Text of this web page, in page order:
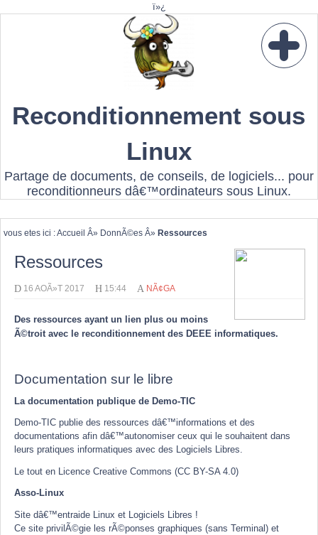
ï»¿
Reconditionnement sous
Linux
Partage de documents, de conseils, de logiciels... pour
reconditionneurs dâ€™ordinateurs sous Linux.
vous etes ici :Accueil Â» DonnÃ©es Â» Ressources
Ressources
D 16 AOÃ»T 2017H 15:44 A NÃ¢GA
Des ressources ayant un lien plus ou moins
Ã©troit avec le reconditionnement des DEEE informatiques.
Documentation sur le libre
La documentation publique de Demo-TIC
Demo-TIC publie des ressources dâ€™informations et des
documentations afin dâ€™autonomiser ceux qui le souhaitent dans
leurs pratiques informatiques avec des Logiciels Libres.
Le tout en Licence Creative Commons (CC BY-SA 4.0)
Asso-Linux
Site dâ€™entraide Linux et Logiciels Libres !
Ce site privilÃ©gie les rÃ©ponses graphiques (sans Terminal) et